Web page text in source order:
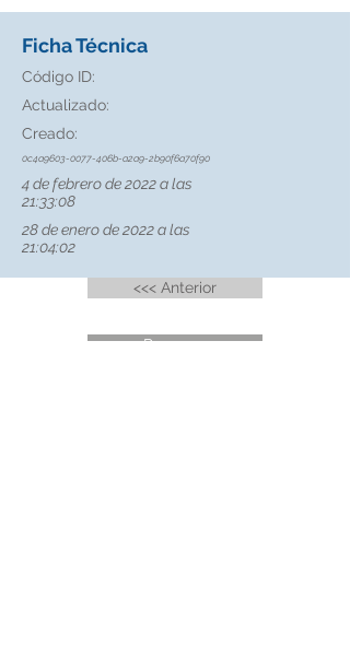
Ficha Técnica
Código ID:
Actualizado:
Creado:
0c4a9603-0077-406b-a2a9-2b90f6a70f90
4 de febrero de 2022 a las
21:33:08
28 de enero de 2022 a las
21:04:02
<<< Anterior
Regresar